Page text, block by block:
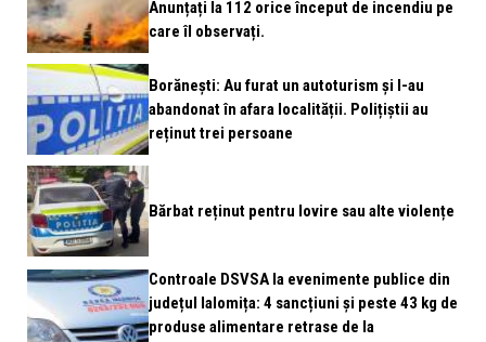
Anunțați la 112 orice început de incendiu pe
care îl observați.
Borănești: Au furat un autoturism și l-au
abandonat în afara localității. Polițiștii au
reținut trei persoane
Bărbat reținut pentru lovire sau alte violențe
Controale DSVSA la evenimente publice din
județul Ialomița: 4 sancțiuni și peste 43 kg de
produse alimentare retrase de la